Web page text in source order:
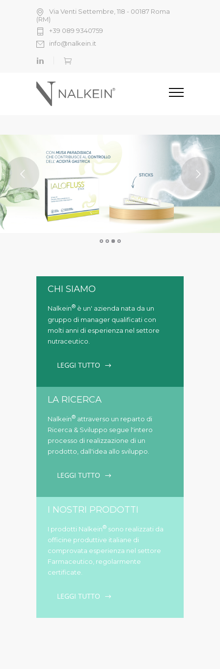
Via Venti Settembre, 118 - 00187 Roma
(RM)
+39 089 9340759
info@nalkein.it
CHI SIAMO
Nalkein® è un' azienda nata da un
gruppo di manager qualificati con
molti anni di esperienza nel settore
nutraceutico.
LEGGI TUTTO
LA RICERCA
Nalkein® attraverso un reparto di
Ricerca & Sviluppo segue l'intero
processo di realizzazione di un
prodotto, dall'idea allo sviluppo.
LEGGI TUTTO
I NOSTRI PRODOTTI
I prodotti Nalkein® sono realizzati da
officine produttive italiane di
comprovata esperienza nel settore
Farmaceutico, regolarmente
certificate.
LEGGI TUTTO